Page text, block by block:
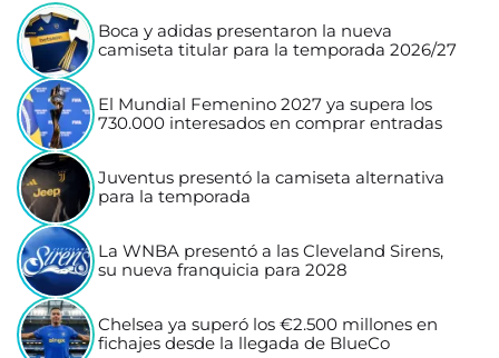
Boca y adidas presentaron la nueva
camiseta titular para la temporada 2026/27
El Mundial Femenino 2027 ya supera los
730.000 interesados en comprar entradas
Juventus presentó la camiseta alternativa
para la temporada
La WNBA presentó a las Cleveland Sirens,
su nueva franquicia para 2028
Chelsea ya superó los €2.500 millones en
fichajes desde la llegada de BlueCo